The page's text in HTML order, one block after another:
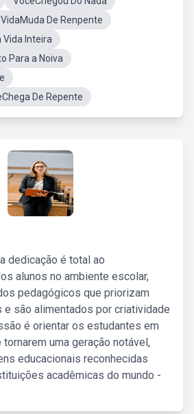
De Renpente
Vida Inteira
Para a Noiva
De Repente
dedicação é total ao
alunos no ambiente escolar,
pedagógicos que priorizam
e são alimentados por criatividade
é orientar os estudantes em
tornarem uma geração notável,
educacionais reconhecidas
acadêmicas do mundo -